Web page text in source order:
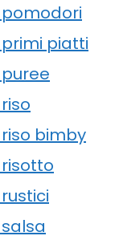
piatti
bimby